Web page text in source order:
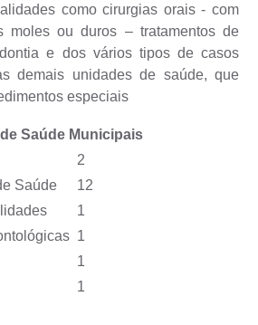
como cirurgias orais - com
moles ou duros – tratamentos de
e dos vários tipos de casos
demais unidades de saúde, que
especiais
Saúde Municipais
2
Saúde
12
1
1
1
1